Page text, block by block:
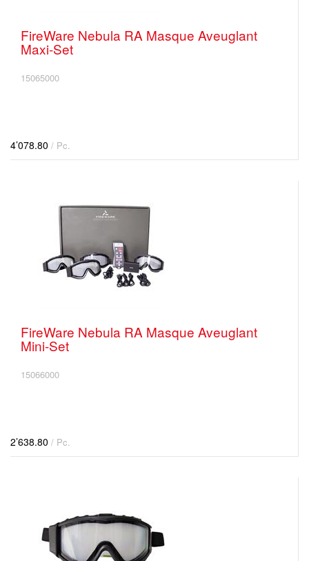
FireWare Nebula RA Masque Aveuglant
Maxi-Set
15065000
4’078.80 / Pc.
FireWare Nebula RA Masque Aveuglant
Mini-Set
15066000
2’638.80 / Pc.